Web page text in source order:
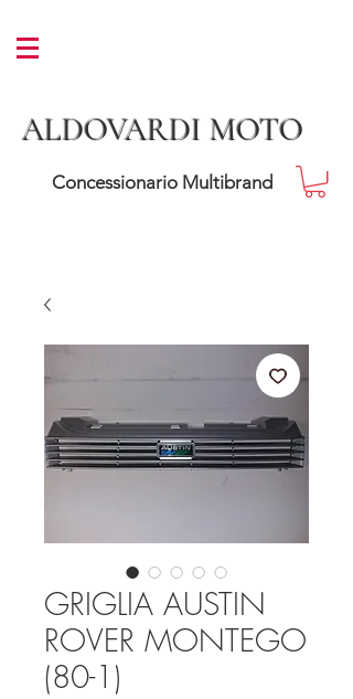
ALDOVARDI MOTO
Concessionario Multibrand
GRIGLIA AUSTIN
ROVER MONTEGO
(80-1)